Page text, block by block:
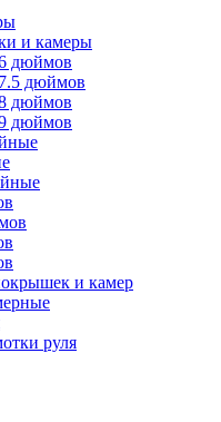
и камеры
дюймов
дюймов
дюймов
дюймов
и камер
руля